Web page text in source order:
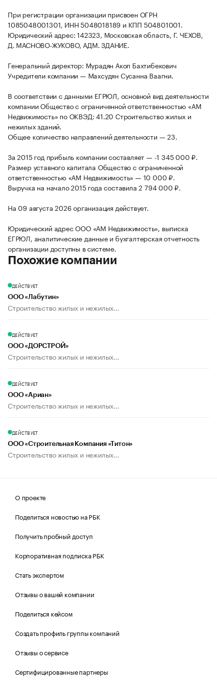
При регистрации организации присвоен ОГРН
1085048001301, ИНН 5048018189 и КПП 504801001.
Юридический адрес: 142323, Московская область, Г. ЧЕХОВ,
Д. МАСНОВО-ЖУКОВО, АДМ. ЗДАНИЕ.
Генеральный директор: Мурадян Акоп Бахтибекович
Учредители компании — Махсудян Сусанна Ваагни.
В соответствии с данными ЕГРЮЛ, основной вид деятельности
компании Общество с ограниченной ответственностью «АМ
Недвижимость» по ОКВЭД: 41.20 Строительство жилых и
нежилых зданий.
Общее количество направлений деятельности — 23.
За 2015 год прибыль компании составляет — -1 345 000 ₽.
Размер уставного капитала Общество с ограниченной
ответственностью «АМ Недвижимость» — 10 000 ₽.
Выручка на начало 2015 года составила 2 794 000 ₽.
На 09 августа 2026 организация действует.
Юридический адрес ООО «АМ Недвижимость», выписка
ЕГРЮЛ, аналитические данные и бухгалтерская отчетность
организации доступны в системе.
Похожие компании
ДЕЙСТВУЕТ
ООО «Лабутин»
Строительство жилых и нежилых...
ДЕЙСТВУЕТ
ООО «ДОРСТРОЙ»
Строительство жилых и нежилых...
ДЕЙСТВУЕТ
ООО «Ариан»
Строительство жилых и нежилых...
ДЕЙСТВУЕТ
ООО «Строительная Компания «Титон»
Строительство жилых и нежилых...
О проекте
Поделиться новостью на РБК
Получить пробный доступ
Корпоративная подписка РБК
Стать экспертом
Отзывы о вашей компании
Поделиться кейсом
Создать профиль группы компаний
Отзывы о сервисе
Сертифицированные партнеры